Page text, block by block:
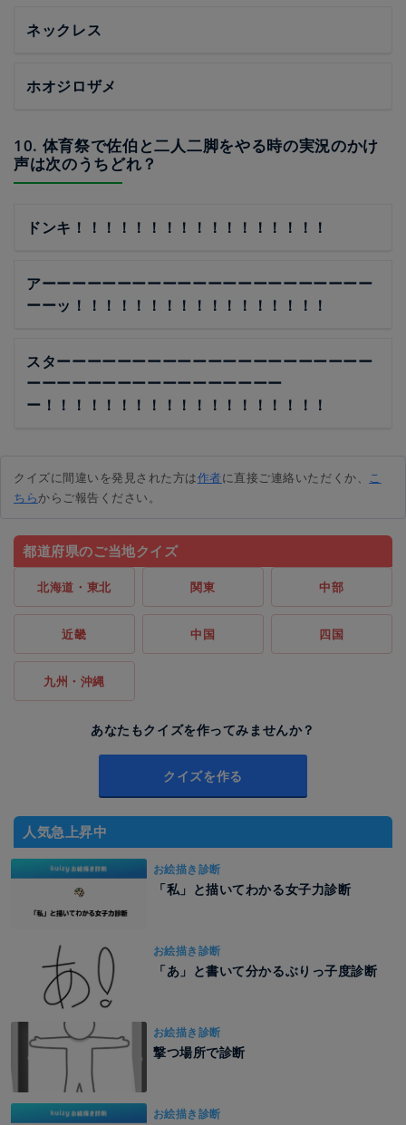
ネックレス
ホオジロザメ
10. 体育祭で佐伯と二人二脚をやる時の実況のかけ
声は次のうちどれ？
ドンキ！！！！！！！！！！！！！！！！！
アーーーーーーーーーーーーーーーーーーーーーー
ーーッ！！！！！！！！！！！！！！！！！
スターーーーーーーーーーーーーーーーーーーーー
ーーーーーーーーーーーーーーーーー
ー！！！！！！！！！！！！！！！！！！！
クイズに間違いを発見された方は作者に直接ご連絡いただくか、 こ
ちらからご報告ください。
都道府県のご当地クイズ
北海道・東北 関東 中部
近畿 中国 四国
九州・沖縄
あなたもクイズを作ってみませんか？
クイズを作る
人気急上昇中
お絵描き診断
「私」と描いてわかる女子力診断
お絵描き診断
「あ」と書いて分かるぶりっ子度診断
お絵描き診断
撃つ場所で診断
お絵描き診断